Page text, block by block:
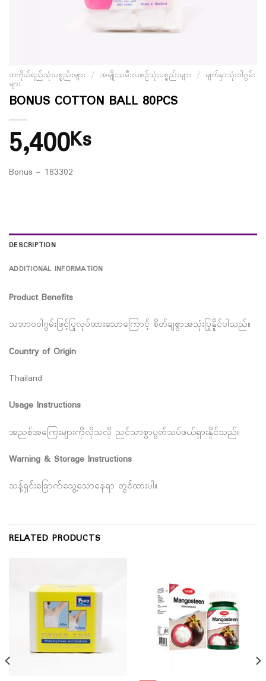
တကိုယ်ရည်သုံးပစ္စည်းများ / အမျိုးသမီးလစဉ်သုံးပစ္စည်းများ / မျက်နှာသုံးဝါဂွမ်း
များ
BONUS COTTON BALL 80PCS
5,400Ks
Bonus – 183302
DESCRIPTION
ADDITIONAL INFORMATION
Product Benefits
သဘာဝဝါဂွမ်းဖြင့်ပြုလုပ်ထားသောကြောင့် စိတ်ချစွာအသုံးပြုနိူင်ပါသည်။
Country of Origin
Thailand
Usage Instructions
အညစ်အကြေးများကိုလိုသလို ညင်သာစွာပွတ်သပ်ဖယ်ရှားနိူင်သည်။
Warning & Storage Instructions
သန့်ရှင်းခြောက်သွေ့သောနေရာ တွင်ထားပါ။
RELATED PRODUCTS